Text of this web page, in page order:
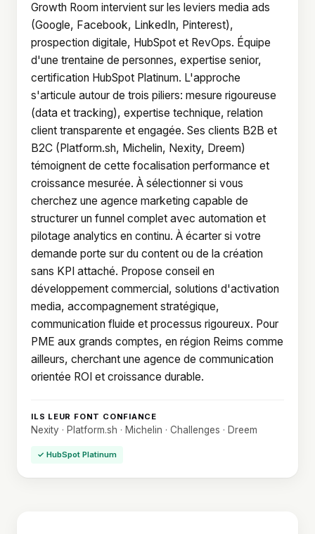
Growth Room intervient sur les leviers media ads
(Google, Facebook, LinkedIn, Pinterest),
prospection digitale, HubSpot et RevOps. Équipe
d'une trentaine de personnes, expertise senior,
certification HubSpot Platinum. L'approche
s'articule autour de trois piliers: mesure rigoureuse
(data et tracking), expertise technique, relation
client transparente et engagée. Ses clients B2B et
B2C (Platform.sh, Michelin, Nexity, Dreem)
témoignent de cette focalisation performance et
croissance mesurée. À sélectionner si vous
cherchez une agence marketing capable de
structurer un funnel complet avec automation et
pilotage analytics en continu. À écarter si votre
demande porte sur du content ou de la création
sans KPI attaché. Propose conseil en
développement commercial, solutions d'activation
media, accompagnement stratégique,
communication fluide et processus rigoureux. Pour
PME aux grands comptes, en région Reims comme
ailleurs, cherchant une agence de communication
orientée ROI et croissance durable.
ILS LEUR FONT CONFIANCE
Nexity · Platform.sh · Michelin · Challenges · Dreem
✓ HubSpot Platinum